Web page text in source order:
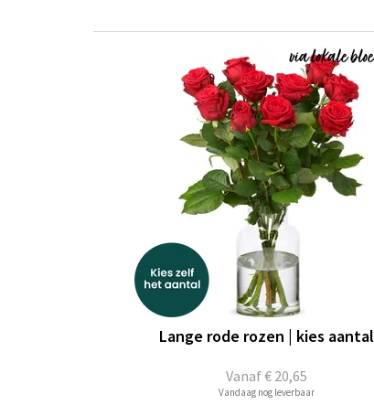
Vanaf€ 20,65
Lange rode rozen | kies aantal
Vandaag nog leverbaar